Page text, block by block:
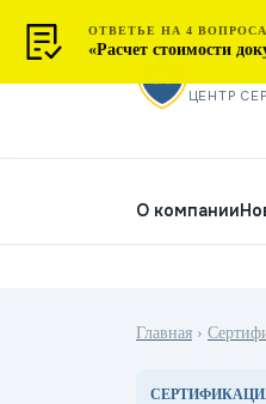
ЦЕНТР
О компании
Главная ›
ОТВЕТЬЕ НА 4
«Расчет стоимости